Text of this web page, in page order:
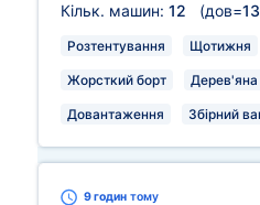
Кільк. машин: 12 (дов=
Розтентування Щотижня
Жорсткий борт Дерев'яна
Довантаження Збірний
9 годин тому